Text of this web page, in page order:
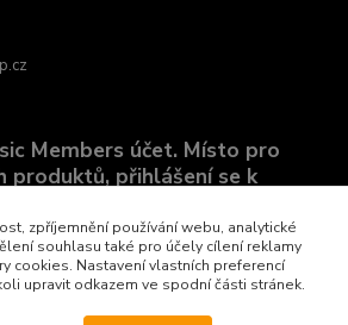
Members účet. Místo pro
produktů, přihlášení se k
zpříjemnění používání webu, analytické
souhlasu také pro účely cílení reklamy
cookies. Nastavení vlastních preferencí
upravit odkazem ve spodní části stránek.